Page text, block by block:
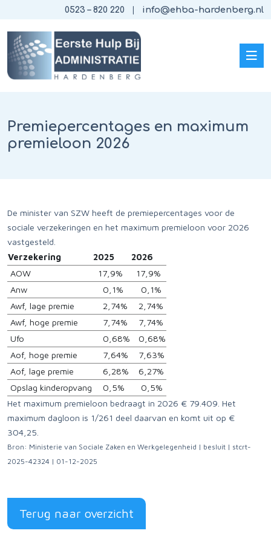
0523 – 820 220 info@ehba-hardenberg.nl
Premiepercentages en maximum
premieloon 2026
De minister van SZW heeft de premiepercentages voor de
sociale verzekeringen en het maximum premieloon voor 2026
vastgesteld.
Verzekering
2025
2026
AOW
17,9%
17,9%
Anw
0,1%
0,1%
Awf, lage premie
2,74%
2,74%
Awf, hoge premie
7,74%
7,74%
Ufo
0,68%
0,68%
Aof, hoge premie
7,64%
7,63%
Aof, lage premie
6,28%
6,27%
Opslag kinderopvang
0,5%
0,5%
Het maximum premieloon bedraagt in 2026 € 79.409. Het
maximum dagloon is 1/261 deel daarvan en komt uit op €
304,25.
Bron: Ministerie van Sociale Zaken en Werkgelegenheid | besluit | stcrt-
2025-42324 | 01-12-2025
Terug naar overzicht